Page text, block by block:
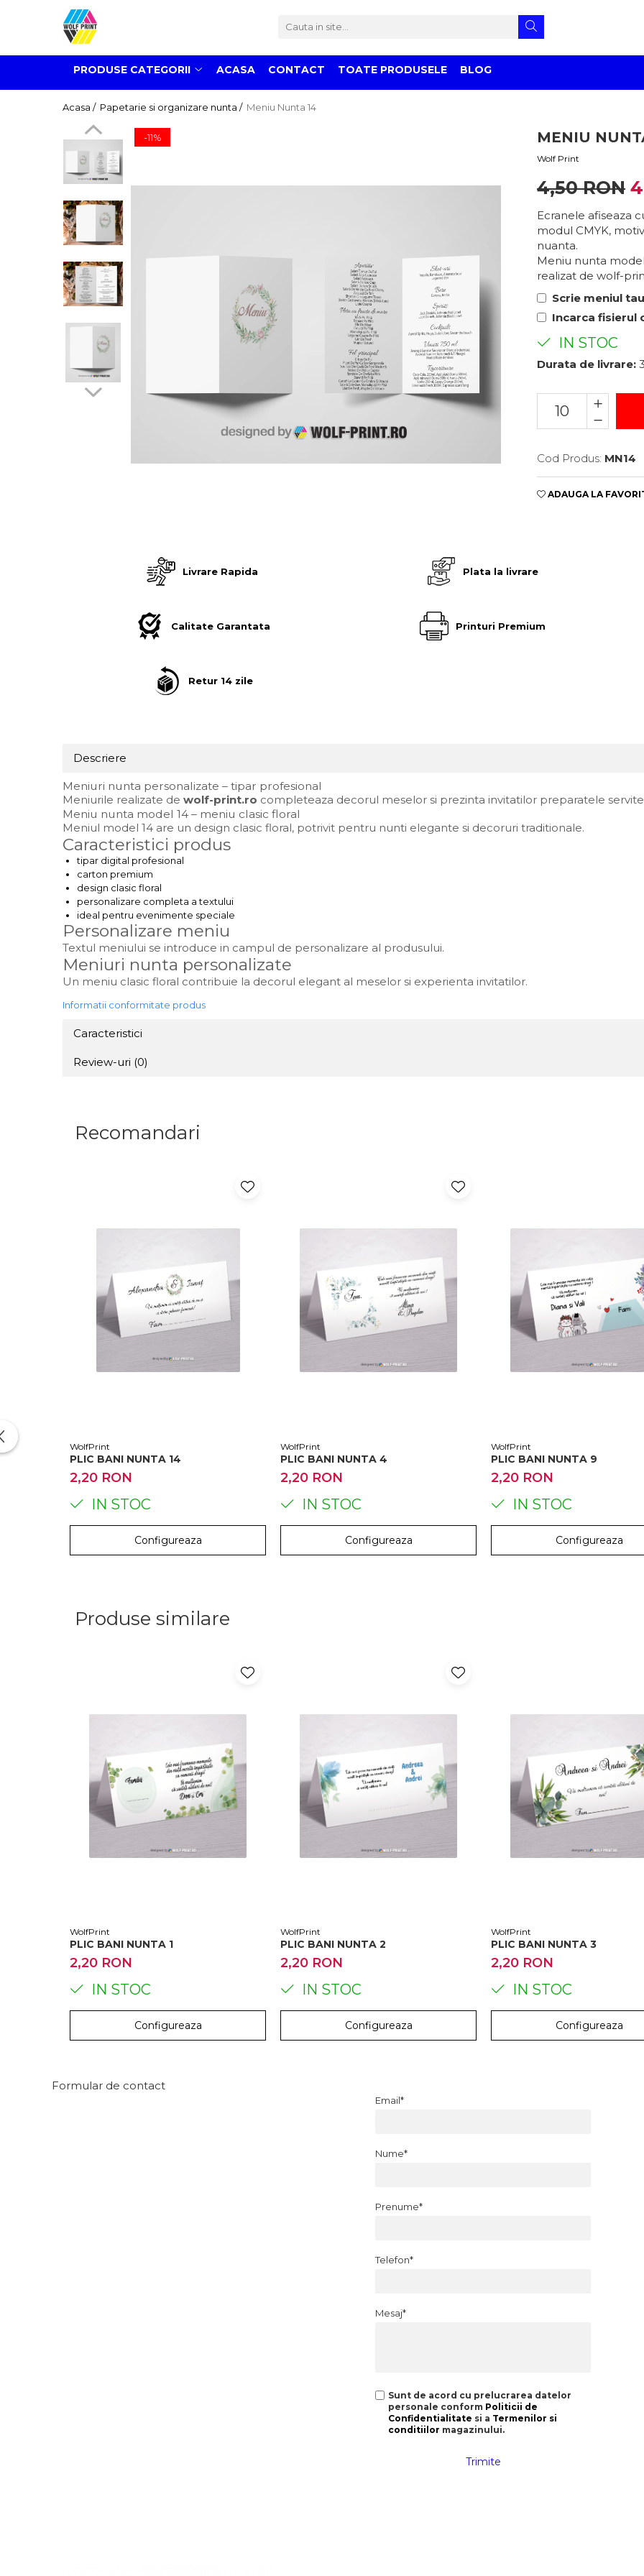
Produse Categorii
Print Outdoor
Stickere pentru Produse Bio &
Stickere personalizate printate
si decupate
Stickere copii
Stickere decorative
Stickere personalizate
Carti de Vizita
Sisteme de Afisare
Placute Gravate Personalizate
Stickere Decorative
Stickere Decorative Model 3D
Stickere Decorative Model Floral
Stickere Decorative Textura Lemn
Stickere Decorative Textura Beton
Papetarie si organizare nunta
Invitatii Premium pentru Nunta
PRODUSE CATEGORII ACASA CONTACT TOATE PRODUSELE BLOG
Acasa / Papetarie si organizare nunta / Meniu Nunta 14
MENIU
Wolf Print
-11%
4,50 RON
Ecranele afiseaza
modul CMYK,
nuanta.
Meniu nunta
realizat de wolf-
Scrie meniul
Incarca fisierul
IN STOC
Durata de livrare:
Cod Produs: MN14
ADAUGA LA
Livrare Rapida Plata la livrare
Calitate Garantata Printuri Premium
Retur 14 zile
Descriere
Meniuri nunta personalizate – tipar profesional
Meniurile realizate de wolf-print.ro completeaza decorul meselor si prezinta invitatilor preparatele
Meniu nunta model 14 – meniu clasic floral
Meniul model 14 are un design clasic floral, potrivit pentru nunti elegante si decoruri traditionale.
Caracteristici produs
tipar digital profesional
carton premium
design clasic floral
personalizare completa a textului
ideal pentru evenimente speciale
Personalizare meniu
Textul meniului se introduce in campul de personalizare al produsului.
Meniuri nunta personalizate
Un meniu clasic floral contribuie la decorul elegant al meselor si experienta invitatilor.
Informatii conformitate produs
Caracteristici
Review-uri (0)
Recomandari
WolfPrint
PLIC BANI NUNTA 14
2,20 RON
IN STOC
Configureaza
WolfPrint
PLIC BANI NUNTA 4
2,20 RON
IN STOC
Configureaza
WolfPrint
PLIC BANI NUNTA 9
2,20 RON
IN STOC
Configureaza
Produse similare
WolfPrint
PLIC BANI NUNTA 1
2,20 RON
IN STOC
Configureaza
WolfPrint
PLIC BANI NUNTA 2
2,20 RON
IN STOC
Configureaza
WolfPrint
PLIC BANI NUNTA 3
2,20 RON
IN STOC
Configureaza
Formular de contact
Email*
Nume*
Prenume*
Telefon*
Mesaj*
Sunt de acord cu prelucrarea datelor
personale conform Politicii de
Confidentialitate si a Termenilor si
conditiilor magazinului.
Trimite